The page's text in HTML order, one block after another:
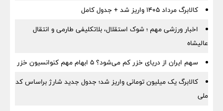
کالابرگ مرداد ۱۴۰۵ واریز شد + جدول کامل
اخبار ورزشی مهم ؛ شوک استقلال، بلاتکلیفی طارمی و انتقال
عالیشاه
سهم ایران از دریای خزر کم می‌شود؟ ۵ ابهام مهم کنوانسیون خزر
کالابرگ یک میلیون تومانی واریز شد؛ جدول جدید شارژ براساس کد
ملی